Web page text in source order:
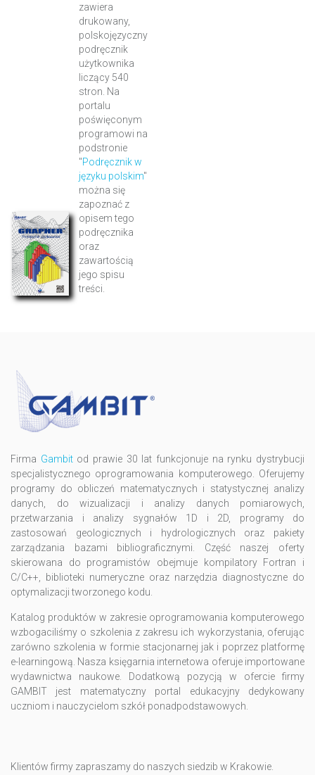
zawiera
drukowany,
polskojęzyczny
podręcznik
użytkownika
liczący 540
stron. Na
portalu
poświęconym
programowi na
podstronie
"Podręcznik w
języku polskim"
można się
zapoznać z
opisem tego
podręcznika
oraz
zawartością
jego spisu
treści.
Firma Gambitod prawie 30 lat funkcjonuje na rynku dystrybucji
specjalistycznego oprogramowania komputerowego. Oferujemy
programy do obliczeń matematycznych i statystycznej analizy
danych, do wizualizacji i analizy danych pomiarowych,
przetwarzania i analizy sygnałów 1D i 2D, programy do
zastosowań geologicznych i hydrologicznych oraz pakiety
zarządzania bazami bibliograficznymi. Część naszej oferty
skierowana do programistów obejmuje kompilatory Fortran i
C/C++, biblioteki numeryczne oraz narzędzia diagnostyczne do
optymalizacji tworzonego kodu.
Katalog produktów w zakresie oprogramowania komputerowego
wzbogaciliśmy o szkolenia z zakresu ich wykorzystania, oferując
zarówno szkolenia w formie stacjonarnej jak i poprzez platformę
e-learningową. Nasza księgarnia internetowa oferuje importowane
wydawnictwa naukowe. Dodatkową pozycją w ofercie firmy
GAMBIT jest matematyczny portal edukacyjny dedykowany
uczniom i nauczycielom szkół ponadpodstawowych.
Klientów firmy zapraszamy do naszych siedzib w Krakowie.